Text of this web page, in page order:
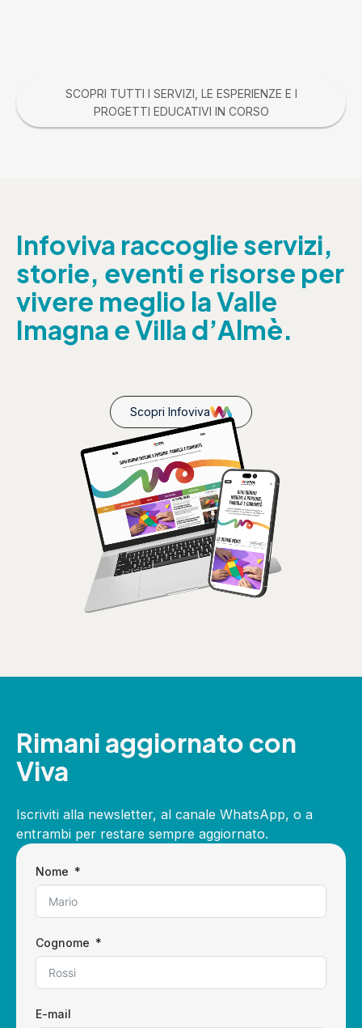
SCOPRI TUTTI I SERVIZI, LE ESPERIENZE E I
PROGETTI EDUCATIVI IN CORSO
Infoviva raccoglie servizi,
storie, eventi e risorse per
vivere meglio la Valle
Imagna e Villa d’Almè.
Scopri Infoviva
Rimani aggiornato con
Viva
Iscriviti alla newsletter, al canale WhatsApp, o a
entrambi per restare sempre aggiornato.
Nome
Cognome
E-mail